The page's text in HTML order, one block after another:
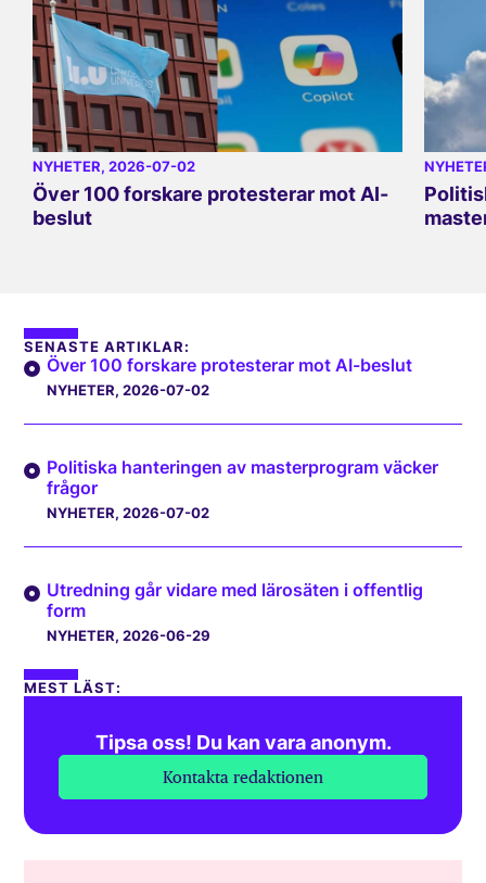
NYHETER, 2026-07-02
Över 100 forskare protesterar mot AI-
beslut
SENASTE ARTIKLAR:
Över 100 forskare protesterar mot AI-beslut
NYHETER, 2026-07-02
Politiska hanteringen av masterprogram väcker
frågor
NYHETER, 2026-07-02
Utredning går vidare med lärosäten i offentlig
form
NYHETER, 2026-06-29
MEST LÄST:
Tipsa oss! Du kan vara anonym.
Kontakta redaktionen